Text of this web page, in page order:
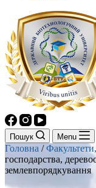
Пошук Menu
Головна /
господарства,
землевпорядкування